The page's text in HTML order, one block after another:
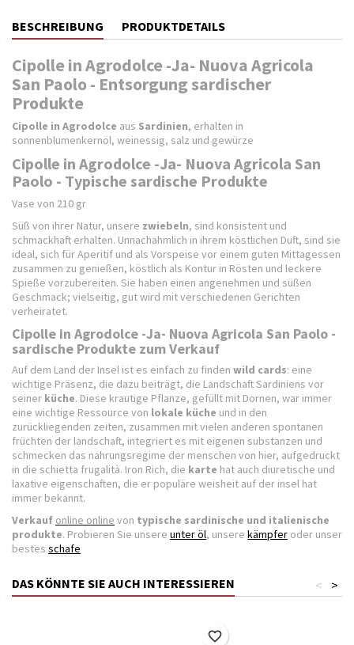
BESCHREIBUNG PRODUKTDETAILS
Cipolle in Agrodolce -Ja- Nuova Agricola
San Paolo - Entsorgung sardischer
Produkte
Cipolle in Agrodolce aus Sardinien, erhalten in
sonnenblumenkernöl, weinessig, salz und gewürze
Cipolle in Agrodolce -Ja- Nuova Agricola San
Paolo - Typische sardische Produkte
Vase von 210 gr
Süß von ihrer Natur, unsere zwiebeln, sind konsistent und
schmackhaft erhalten. Unnachahmlich in ihrem köstlichen Duft, sind sie
ideal, sich für Aperitif und als Vorspeise vor einem guten Mittagessen
zusammen zu genießen, köstlich als Kontur in Rösten und leckere
Spieße vorzubereiten. Sie haben einen angenehmen und süßen
Geschmack; vielseitig, gut wird mit verschiedenen Gerichten
verheiratet.
Cipolle in Agrodolce -Ja- Nuova Agricola San Paolo -
sardische Produkte zum Verkauf
Auf dem Land der Insel ist es einfach zu finden wild cards: eine
wichtige Präsenz, die dazu beiträgt, die Landschaft Sardiniens vor
seiner küche. Diese krautige Pflanze, gefüllt mit Dornen, war immer
eine wichtige Ressource von lokale küche und in den
zurückliegenden zeiten, zusammen mit vielen anderen spontanen
früchten der landschaft, integriert es mit eigenen substanzen und
schmecken das nahrungsregime der menschen von hier, aufgedruckt
in die schietta frugalità. Iron Rich, die karte hat auch diuretische und
laxative eigenschaften, die er populäre weisheit auf der insel hat
immer bekannt.
Verkauf online online von typische sardinische und italienische
produkte. Probieren Sie unsere unter öl, unsere kämpfer oder unser
bestes schafe
DAS KÖNNTE SIE AUCH INTERESSIEREN >
<
favorite_border